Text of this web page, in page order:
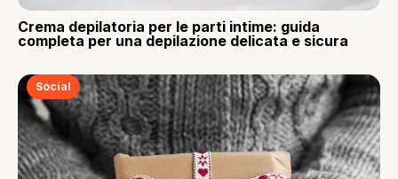
Crema depilatoria per le parti intime: guida
completa per una depilazione delicata e sicura
Social